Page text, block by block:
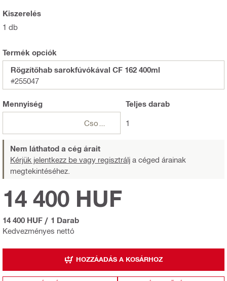
Kiszerelés
1 db
Termék opciók
Rögzítőhab sarokfúvókával CF 162 400ml
#255047
Mennyiség Teljesdarab
1
Nem láthatod a cég árait
Kérjük jelentkezz be vagy regisztrálj a céged árainak
megtekintéséhez.
Kedvezményes nettó
14 400 HUF
14 400 HUF / 1 Darab
HOZZÁADÁS A KOSÁRHOZ